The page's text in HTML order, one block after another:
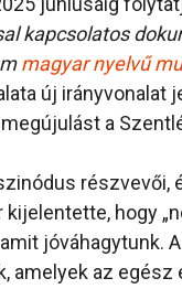
kapcsolatos
magyar nyelvű
új irányvonalat
a
részvevői,
hogy
jóváhagytunk.
amelyek az